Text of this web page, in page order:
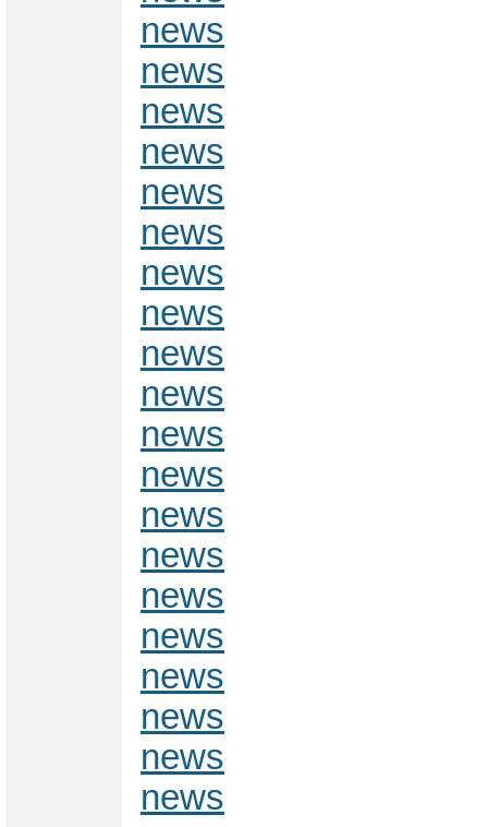
news
news
news
news
news
news
news
news
news
news
news
news
news
news
news
news
news
news
news
news